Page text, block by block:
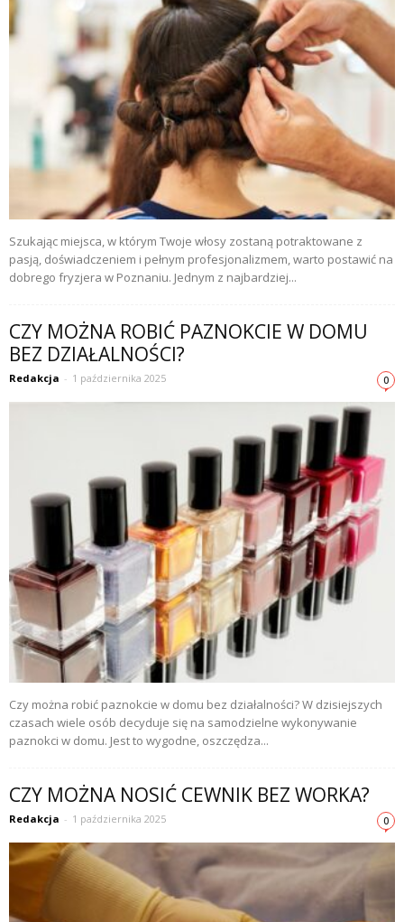
Szukając miejsca, w którym Twoje włosy zostaną potraktowane z
pasją, doświadczeniem i pełnym profesjonalizmem, warto postawić na
dobrego fryzjera w Poznaniu. Jednym z najbardziej...
CZY MOŻNA ROBIĆ PAZNOKCIE W DOMU
BEZ DZIAŁALNOŚCI?
Redakcja - 1 października 2025 0
Czy można robić paznokcie w domu bez działalności? W dzisiejszych
czasach wiele osób decyduje się na samodzielne wykonywanie
paznokci w domu. Jest to wygodne, oszczędza...
CZY MOŻNA NOSIĆ CEWNIK BEZ WORKA?
Redakcja - 1 października 2025 0